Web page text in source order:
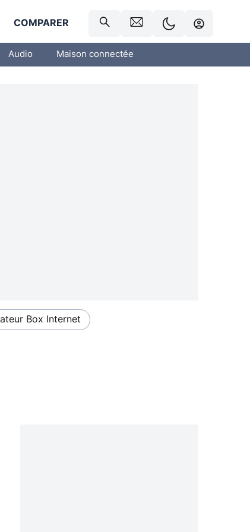
COMPARER
Audio Maison connectée
Box Internet